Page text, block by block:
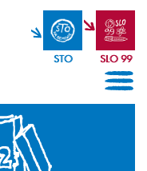
STO SLO 99